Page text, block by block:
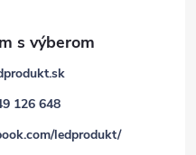
126 648
ledprodukt/